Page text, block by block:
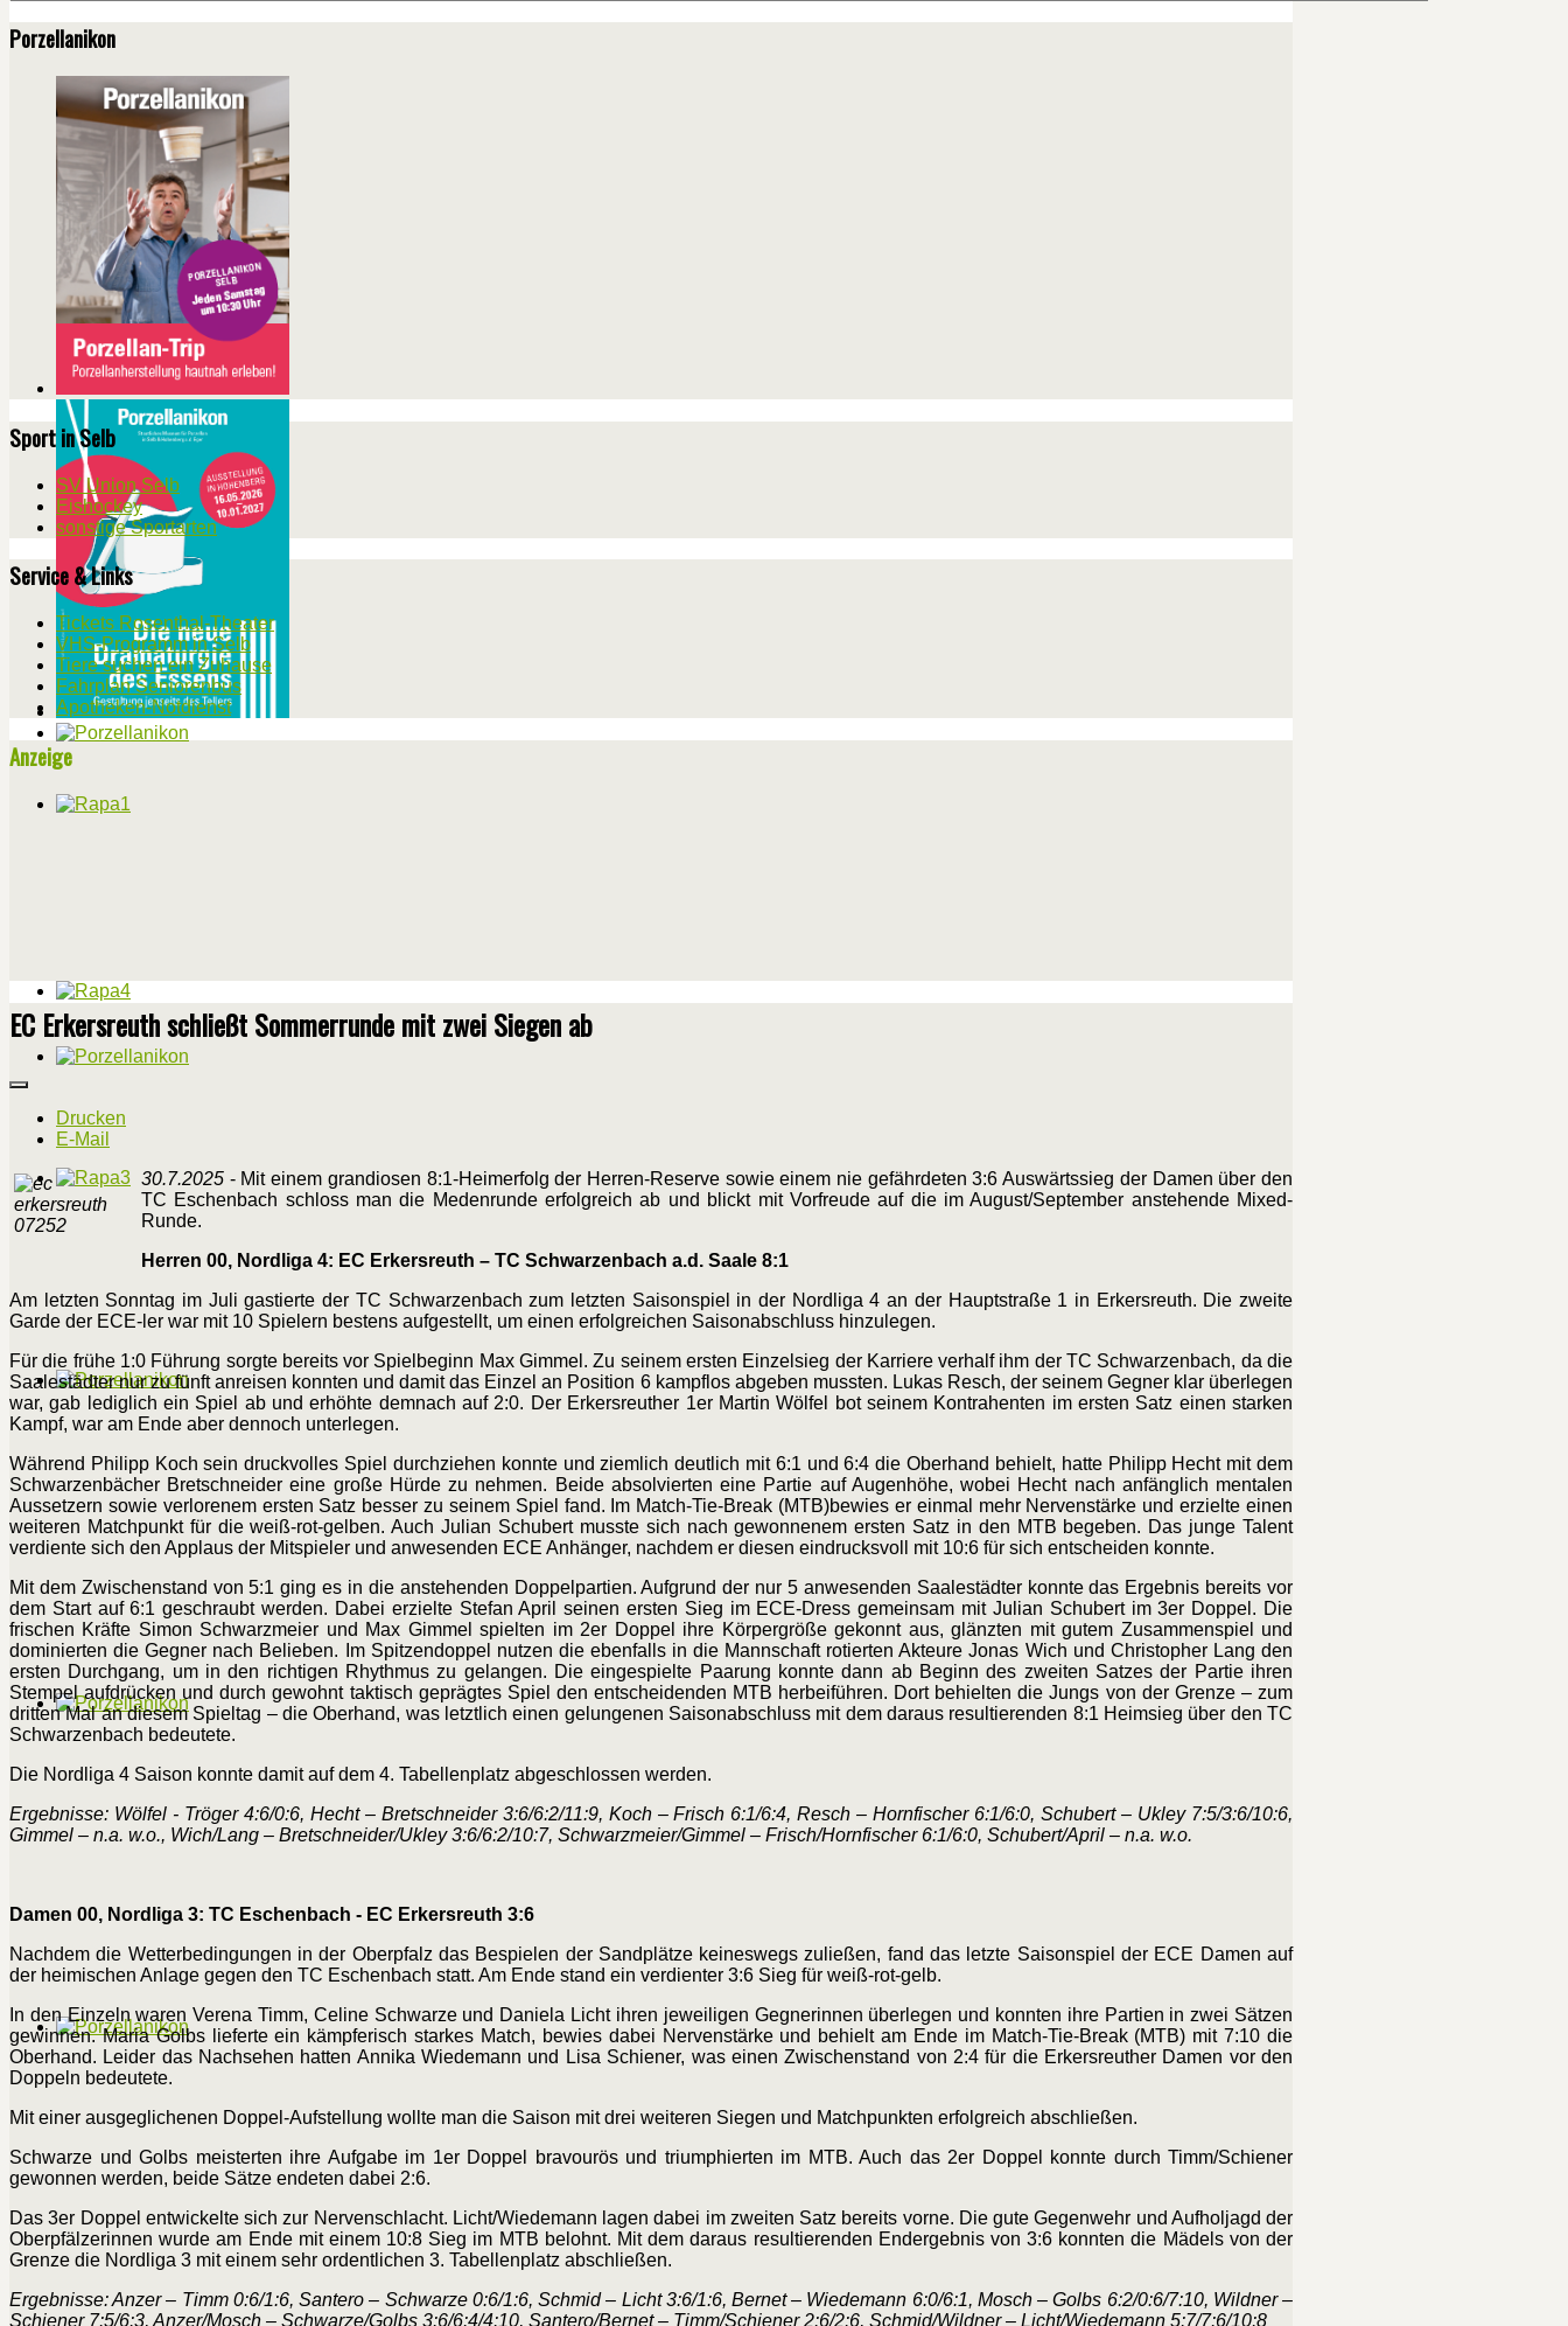
Porzellanikon
Sport in Selb
SV Union Selb
Eishockey
sonstige Sportarten
Service & Links
Tickets Rosenthal-Theater
VHS-Programm in Selb
Tiere suchen ein Zuhause
Fahrplan Seniorenbus
Apotheken-Notdienst
Anzeige
EC Erkersreuth schließt Sommerrunde mit zwei Siegen ab
Drucken
E-Mail
30.7.2025 - Mit einem grandiosen 8:1-Heimerfolg der Herren-Reserve sowie einem nie gefährdeten 3:6 Auswärtssieg der Damen über den
TC Eschenbach schloss man die Medenrunde erfolgreich ab und blickt mit Vorfreude auf die im August/September anstehende Mixed-
Runde.
Herren 00, Nordliga 4: EC Erkersreuth – TC Schwarzenbach a.d. Saale 8:1
Am letzten Sonntag im Juli gastierte der TC Schwarzenbach zum letzten Saisonspiel in der Nordliga 4 an der Hauptstraße 1 in Erkersreuth. Die zweite
Garde der ECE-ler war mit 10 Spielern bestens aufgestellt, um einen erfolgreichen Saisonabschluss hinzulegen.
Für die frühe 1:0 Führung sorgte bereits vor Spielbeginn Max Gimmel. Zu seinem ersten Einzelsieg der Karriere verhalf ihm der TC Schwarzenbach, da die
Saalestädter nur zu fünft anreisen konnten und damit das Einzel an Position 6 kampflos abgeben mussten. Lukas Resch, der seinem Gegner klar überlegen
war, gab lediglich ein Spiel ab und erhöhte demnach auf 2:0. Der Erkersreuther 1er Martin Wölfel bot seinem Kontrahenten im ersten Satz einen starken
Kampf, war am Ende aber dennoch unterlegen.
Während Philipp Koch sein druckvolles Spiel durchziehen konnte und ziemlich deutlich mit 6:1 und 6:4 die Oberhand behielt, hatte Philipp Hecht mit dem
Schwarzenbächer Bretschneider eine große Hürde zu nehmen. Beide absolvierten eine Partie auf Augenhöhe, wobei Hecht nach anfänglich mentalen
Aussetzern sowie verlorenem ersten Satz besser zu seinem Spiel fand. Im Match-Tie-Break (MTB)bewies er einmal mehr Nervenstärke und erzielte einen
weiteren Matchpunkt für die weiß-rot-gelben. Auch Julian Schubert musste sich nach gewonnenem ersten Satz in den MTB begeben. Das junge Talent
verdiente sich den Applaus der Mitspieler und anwesenden ECE Anhänger, nachdem er diesen eindrucksvoll mit 10:6 für sich entscheiden konnte.
Mit dem Zwischenstand von 5:1 ging es in die anstehenden Doppelpartien. Aufgrund der nur 5 anwesenden Saalestädter konnte das Ergebnis bereits vor
dem Start auf 6:1 geschraubt werden. Dabei erzielte Stefan April seinen ersten Sieg im ECE-Dress gemeinsam mit Julian Schubert im 3er Doppel. Die
frischen Kräfte Simon Schwarzmeier und Max Gimmel spielten im 2er Doppel ihre Körpergröße gekonnt aus, glänzten mit gutem Zusammenspiel und
dominierten die Gegner nach Belieben. Im Spitzendoppel nutzen die ebenfalls in die Mannschaft rotierten Akteure Jonas Wich und Christopher Lang den
ersten Durchgang, um in den richtigen Rhythmus zu gelangen. Die eingespielte Paarung konnte dann ab Beginn des zweiten Satzes der Partie ihren
Stempel aufdrücken und durch gewohnt taktisch geprägtes Spiel den entscheidenden MTB herbeiführen. Dort behielten die Jungs von der Grenze – zum
dritten Mal an diesem Spieltag – die Oberhand, was letztlich einen gelungenen Saisonabschluss mit dem daraus resultierenden 8:1 Heimsieg über den TC
Schwarzenbach bedeutete.
Die Nordliga 4 Saison konnte damit auf dem 4. Tabellenplatz abgeschlossen werden.
Ergebnisse: Wölfel - Tröger 4:6/0:6, Hecht – Bretschneider 3:6/6:2/11:9, Koch – Frisch 6:1/6:4, Resch – Hornfischer 6:1/6:0, Schubert – Ukley 7:5/3:6/10:6,
Gimmel – n.a. w.o., Wich/Lang – Bretschneider/Ukley 3:6/6:2/10:7, Schwarzmeier/Gimmel – Frisch/Hornfischer 6:1/6:0, Schubert/April – n.a. w.o.
Damen 00, Nordliga 3: TC Eschenbach - EC Erkersreuth 3:6
Nachdem die Wetterbedingungen in der Oberpfalz das Bespielen der Sandplätze keineswegs zuließen, fand das letzte Saisonspiel der ECE Damen auf
der heimischen Anlage gegen den TC Eschenbach statt. Am Ende stand ein verdienter 3:6 Sieg für weiß-rot-gelb.
In den Einzeln waren Verena Timm, Celine Schwarze und Daniela Licht ihren jeweiligen Gegnerinnen überlegen und konnten ihre Partien in zwei Sätzen
gewinnen. Maria Golbs lieferte ein kämpferisch starkes Match, bewies dabei Nervenstärke und behielt am Ende im Match-Tie-Break (MTB) mit 7:10 die
Oberhand. Leider das Nachsehen hatten Annika Wiedemann und Lisa Schiener, was einen Zwischenstand von 2:4 für die Erkersreuther Damen vor den
Doppeln bedeutete.
Mit einer ausgeglichenen Doppel-Aufstellung wollte man die Saison mit drei weiteren Siegen und Matchpunkten erfolgreich abschließen.
Schwarze und Golbs meisterten ihre Aufgabe im 1er Doppel bravourös und triumphierten im MTB. Auch das 2er Doppel konnte durch Timm/Schiener
gewonnen werden, beide Sätze endeten dabei 2:6.
Das 3er Doppel entwickelte sich zur Nervenschlacht. Licht/Wiedemann lagen dabei im zweiten Satz bereits vorne. Die gute Gegenwehr und Aufholjagd der
Oberpfälzerinnen wurde am Ende mit einem 10:8 Sieg im MTB belohnt. Mit dem daraus resultierenden Endergebnis von 3:6 konnten die Mädels von der
Grenze die Nordliga 3 mit einem sehr ordentlichen 3. Tabellenplatz abschließen.
Ergebnisse: Anzer – Timm 0:6/1:6, Santero – Schwarze 0:6/1:6, Schmid – Licht 3:6/1:6, Bernet – Wiedemann 6:0/6:1, Mosch – Golbs 6:2/0:6/7:10, Wildner –
Schiener 7:5/6:3, Anzer/Mosch – Schwarze/Golbs 3:6/6:4/4:10, Santero/Bernet – Timm/Schiener 2:6/2:6, Schmid/Wildner – Licht/Wiedemann 5:7/7:6/10:8